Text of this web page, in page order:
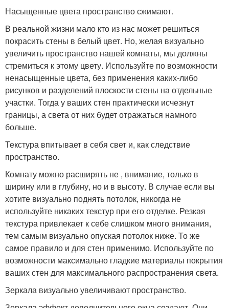
Насыщенные цвета пространство сжимают.
В реальной жизни мало кто из нас может решиться
покрасить стены в белый цвет. Но, желая визуально
увеличить пространство нашей комнаты, мы должны
стремиться к этому цвету. Используйте по возможности
ненасыщенные цвета, без применения каких-либо
рисунков и разделений плоскости стены на отдельные
участки. Тогда у ваших стен практически исчезнут
границы, а света от них будет отражаться намного
больше.
Текстура впитывает в себя свет и, как следствие
пространство.
Комнату можно расширять не , внимание, только в
ширину или в глубину, но и в высоту. В случае если вы
хотите визуально поднять потолок, никогда не
используйте никаких текстур при его отделке. Резкая
текстура привлекает к себе слишком много внимания,
тем самым визуально опуская потолок ниже. То же
самое правило и для стен применимо. Используйте по
возможности максимально гладкие материалы покрытия
ваших стен для максимального распространения света.
Зеркала визуально увеличивают пространство.